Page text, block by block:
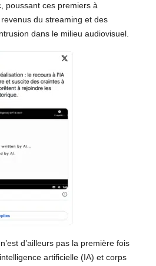
poussant ces premiers à
du streaming et des
dans le milieu audiovisuel.
n’est d’ailleurs pas la première fois
artificielle (IA) et corps